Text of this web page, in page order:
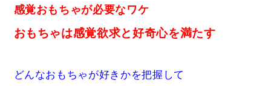
感覚おもちゃが必要なワケ
おもちゃは感覚欲求と好奇心を満たす
どんなおもちゃが好きかを把握して